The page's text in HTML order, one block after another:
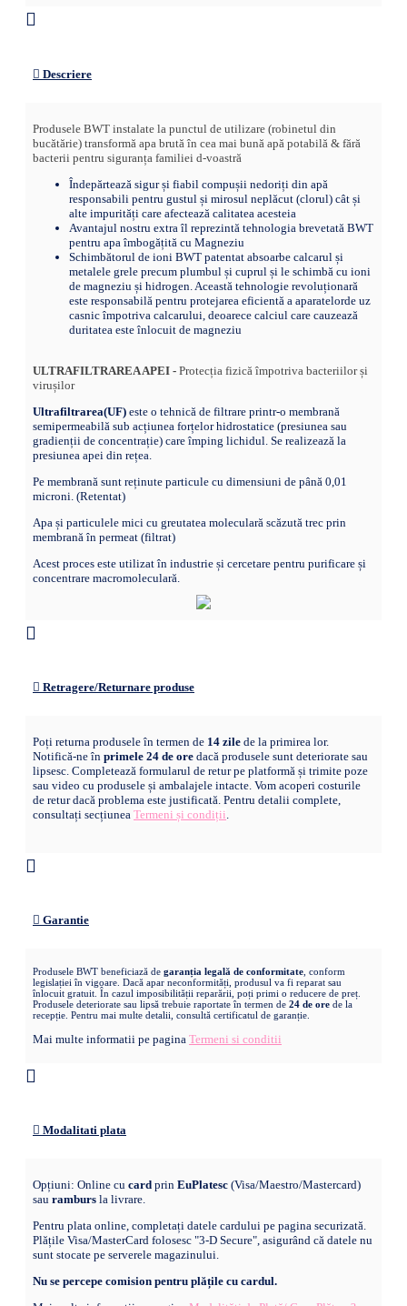
Descriere
Produsele BWT instalate la punctul de utilizare (robinetul din
bucătărie) transformă apa brută în cea mai bună apă potabilă & fără
bacterii pentru siguranța familiei d-voastră
Îndepărtează sigur și fiabil compușii nedoriți din apă
responsabili pentru gustul și mirosul neplăcut (clorul) cât și
alte impurități care afectează calitatea acesteia
Avantajul nostru extra îl reprezintă tehnologia brevetată BWT
pentru apa îmbogățită cu Magneziu
Schimbătorul de ioni BWT patentat absoarbe calcarul și
metalele grele precum plumbul și cuprul și le schimbă cu ioni
de magneziu și hidrogen. Această tehnologie revoluționară
este responsabilă pentru protejarea eficientă a aparatelorde uz
casnic împotriva calcarului, deoarece calciul care cauzează
duritatea este înlocuit de magneziu
ULTRAFILTRAREA APEI - Protecția fizică împotriva bacteriilor și
virușilor
Ultrafiltrarea(UF) este o tehnică de filtrare printr-o membrană
semipermeabilă sub acțiunea forțelor hidrostatice (presiunea sau
gradienții de concentrație) care împing lichidul. Se realizează la
presiunea apei din rețea.
Pe membrană sunt reținute particule cu dimensiuni de până 0,01
microni. (Retentat)
Apa și particulele mici cu greutatea moleculară scăzută trec prin
membrană în permeat (filtrat)
Acest proces este utilizat în industrie și cercetare pentru purificare și
concentrare macromoleculară.
Retragere/Returnare produse
Poți returna produsele în termen de 14 zile de la primirea lor.
Notifică-ne în primele 24 de ore dacă produsele sunt deteriorate sau
lipsesc. Completează formularul de retur pe platformă și trimite poze
sau video cu produsele și ambalajele intacte. Vom acoperi costurile
de retur dacă problema este justificată. Pentru detalii complete,
consultați secțiunea Termeni și condiții
Garantie
Produsele BWT beneficiază de garanția legală de conformitate , conform
legislației în vigoare. Dacă apar neconformități, produsul va fi reparat sau
înlocuit gratuit. În cazul imposibilității reparării, poți primi o reducere de preț.
Produsele deteriorate sau lipsă trebuie raportate în termen de 24 de ore de la
recepție. Pentru mai multe detalii, consultă certificatul de garanție.
Mai multe informatii pe pagina Termeni si conditii
Modalitati plata
Opțiuni: Online cu card prin EuPlatesc (Visa/Maestro/Mastercard)
sau ramburs la livrare.
Pentru plata online, completați datele cardului pe pagina securizată.
Plățile Visa/MasterCard folosesc "3-D Secure", asigurând că datele nu
sunt stocate pe serverele magazinului.
Nu se percepe comision pentru plățile cu cardul.